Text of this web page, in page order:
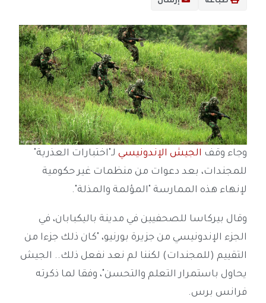
وجاء وقف الجيش الإندونيسي لـ"اختبارات العذرية"
للمجندات، بعد دعوات من منظمات غير حكومية
لإنهاء هذه الممارسة "المؤلمة والمذلة".
وقال بيركاسا للصحفيين في مدينة باليكبابان، في
الجزء الإندونيسي من جزيرة بورنيو، "كان ذلك جزءا من
التقييم (للمجندات) لكننا لم نعد نفعل ذلك.. الجيش
يحاول باستمرار التعلم والتحسن"، وفقا لما ذكرته
فرانس برس.